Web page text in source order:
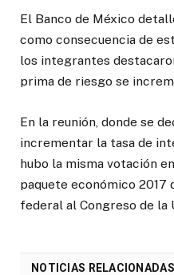
El Banco de México
como consecuencia de
los integrantes
prima de riesgo se
En la reunión, donde se
incrementar la tasa de
hubo la misma votación
paquete económico
federal al Congreso de la
NOTICIAS RELACIONADAS